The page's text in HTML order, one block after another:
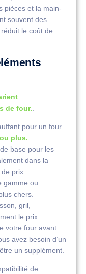
pièces et la main-
souvent des
le coût de
de four.
pour un four
plus.
base pour les
dans la
prix.
gamme ou
chers.
gril,
le prix.
votre four avant
avez besoin d’un
un supplément.
de